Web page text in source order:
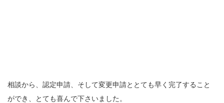
相談から、認定申請、そして変更申請ととても早く完了すること
ができ、とても喜んで下さいました。